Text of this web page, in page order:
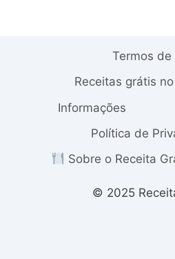
Termos de
Receitas grátis
Informações
Política de
Sobre o Receita
© 2025